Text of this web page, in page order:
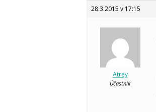
28.3.2015 v 17:15
Atrey
Účastník